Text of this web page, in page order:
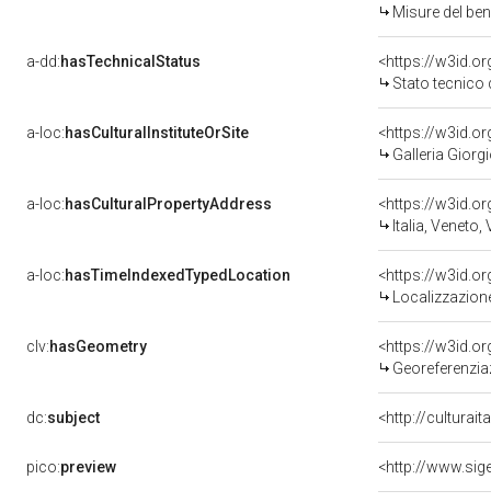
Misure del
a-dd:hasTechnicalStatus
<https://
Stato tecnico
a-loc:hasCulturalInstituteOrSite
<https://
Galleria
a-loc:hasCulturalPropertyAddress
<https://
Italia, Veneto,
a-loc:hasTimeIndexedTypedLocation
<https://
clv:hasGeometry
<https://
dc:subject <http://
pico:preview